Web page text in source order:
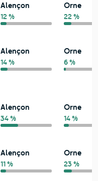
Alençon
12 %
Orne
22 %
Alençon
14 %
Orne
6 %
Alençon
34 %
Orne
14 %
Alençon
11 %
Orne
23 %